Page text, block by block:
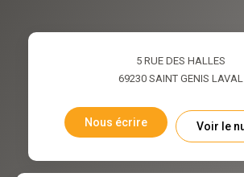
5 RUE DES HALLES
69230 SAINT GENIS LAVAL
Nous écrire Voir le